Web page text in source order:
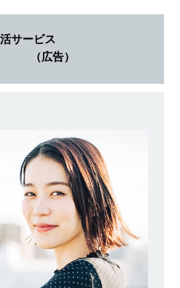
【 28卒｜営業職向けオープ
み ｜ 売上高1,138億円 ｜ プライム
元工業
体育会積極採用企業
14日 ] 【 28卒 ｜ 適性検査合否免
!! ｜ 1dayインターンあり 】 東京勤
No.1の不動産投資市場東京で投資
ードする企業 ｜ 土地仕入れから物
サービス
告）